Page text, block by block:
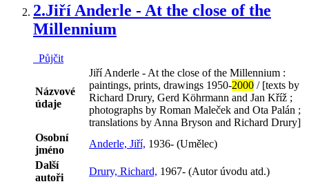
2.Jiří Anderle - At the close of the
Millennium
Půjčit
Názvové
údaje
Jiří Anderle - At the close of the Millennium :
paintings, prints, drawings 1950-2000 / [texts by
Richard Drury, Gerd Köhrmann and Jan Kříž ;
photographs by Roman Maleček and Ota Palán ;
translations by Anna Bryson and Richard Drury]
Osobní
jméno
Anderle, Jiří, 1936- (Umělec)
Další
autoři
Drury, Richard, 1967- (Autor úvodu atd.)